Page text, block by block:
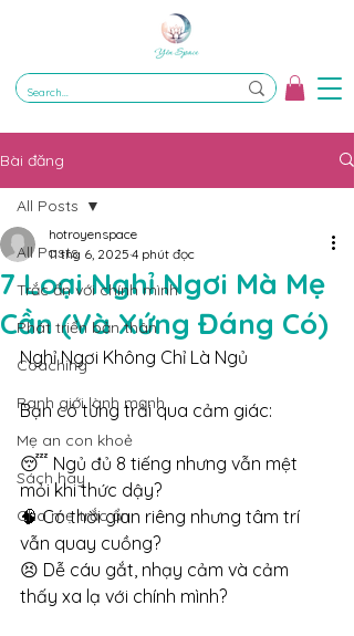
Bài đăng
All Posts
Trắc ẩn với chính mình
Phát triển bản thân
Coaching
Ranh giới lành mạnh
Mẹ an con khoẻ
Sách hay
Cha mẹ trắc ẩn
All Posts
7 Loại Nghỉ Ngơi Mà Mẹ
Cần (Và Xứng Đáng Có)
hotroyenspace
11 thg 6, 2025 4 phút đọc
Nghỉ Ngơi Không Chỉ Là Ngủ
Bạn có từng trải qua cảm giác:
😴 Ngủ đủ 8 tiếng nhưng vẫn mệt
mỏi khi thức dậy?
🧠 Có thời gian riêng nhưng tâm trí
vẫn quay cuồng?
😣 Dễ cáu gắt, nhạy cảm và cảm
thấy xa lạ với chính mình?